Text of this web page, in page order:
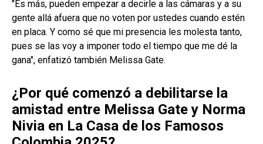
"Es más, pueden empezar a decirle a las cámaras y a su
gente allá afuera que no voten por ustedes cuando estén
en placa. Y como sé que mi presencia les molesta tanto,
pues se las voy a imponer todo el tiempo que me dé la
gana", enfatizó también Melissa Gate.
¿Por qué comenzó a debilitarse la
amistad entre Melissa Gate y Norma
Nivia en La Casa de los Famosos